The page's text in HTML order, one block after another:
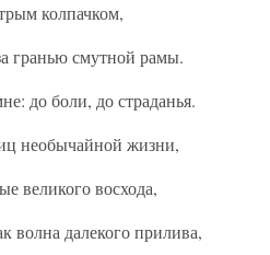
колпачком,
гранью смутной рамы.
до боли, до страданья.
необычайной жизни,
великого восхода,
волна далекого прилива,